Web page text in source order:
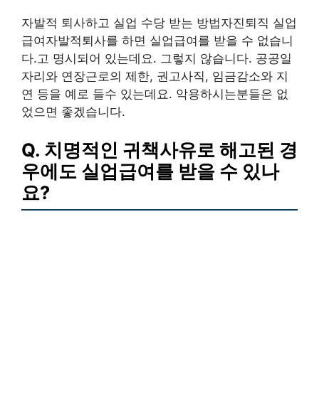
자발적 퇴사하고 실업 수당 받는 방법자진퇴직 실업
급여자발적퇴사를 하면 실업급여를 받을 수 없습니
다.고 명시되어 있는데요. 그렇지 않습니다. 공공일
자리와 연장근로의 제한, 권고사직, 임금감소와 지
연 등을 예로 들수 있는데요. 악용하시는분들은 없
었으면 좋겠습니다.
Q. 치명적인 귀책사유로 해고된 경
우에도 실업급여를 받을 수 있나
요?